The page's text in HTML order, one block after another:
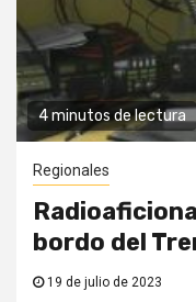
4 minutos de lectura
Regionales
bordo del
19 de julio de 2023